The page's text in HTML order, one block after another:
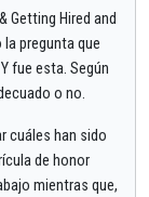
Getting Hired and
la pregunta que
fue esta. Según
o no.
cuáles han sido
de honor
mientras que,